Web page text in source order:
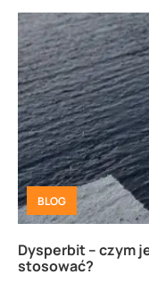
BLOG
Dysperbit – czym
stosować?